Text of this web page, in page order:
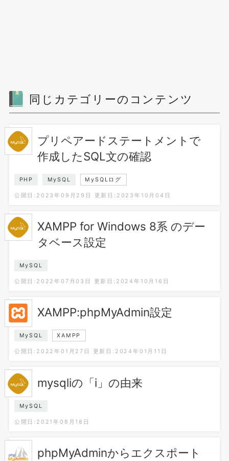
同じカテゴリーのコンテンツ
プリペアードステートメントで
作成したSQL文の確認
PHP MySQL MySQLログ
公開日:2023年09月29日 更新日:2023年10月04日
XAMPP for Windows 8系 のデー
タベース設定
MySQL
公開日:2022年07月03日 更新日:2024年10月16日
XAMPP:phpMyAdmin設定
MySQL XAMPP
公開日:2022年01月27日 更新日:2024年01月11日
mysqliの「i」の由来
MySQL
公開日:2021年08月18日
phpMyAdminからエクスポート